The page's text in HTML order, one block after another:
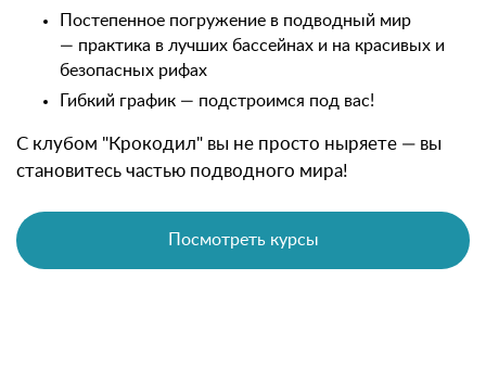
Постепенное погружение в подводный мир
— практика в лучших бассейнах и на красивых и
безопасных рифах
Гибкий график — подстроимся под вас!
С клубом "Крокодил" вы не просто ныряете — вы
становитесь частью подводного мира!
Посмотреть курсы